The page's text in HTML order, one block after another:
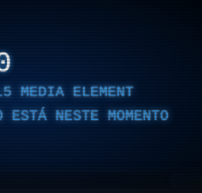
MEDIA ELEMENT
ESTÁ NESTE MOMENTO